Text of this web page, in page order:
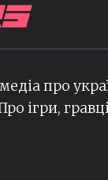
про
ігри,